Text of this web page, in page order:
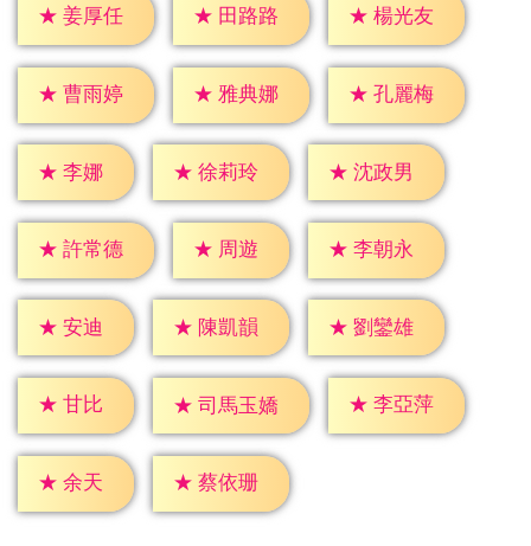
★ 姜厚任 ★ 田路路 ★ 楊光友
★ 曹雨婷 ★ 雅典娜 ★ 孔麗梅
★ 李娜 ★ 徐莉玲 ★ 沈政男
★ 許常德 ★ 周遊 ★ 李朝永
★ 安迪 ★ 陳凱韻 ★ 劉鑾雄
★ 甘比 ★ 司馬玉嬌 ★ 李亞萍
★ 余天 ★ 蔡依珊